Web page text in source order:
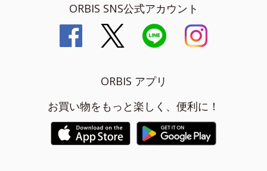
ORBIS SNS公式アカウント
ORBIS アプリ
お買い物をもっと楽しく、便利に！